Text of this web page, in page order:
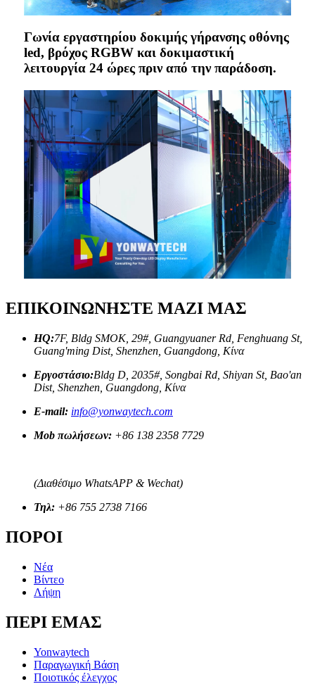
Γωνία εργαστηρίου δοκιμής γήρανσης οθόνης
led, βρόχος RGBW και δοκιμαστική
λειτουργία 24 ώρες πριν από την παράδοση.
ΕΠΙΚΟΙΝΩΝΗΣΤΕ ΜΑΖΙ ΜΑΣ
HQ:7F, Bldg SMOK, 29#, Guangyuaner Rd, Fenghuang St,
Guang'ming Dist, Shenzhen, Guangdong, Κίνα
Εργοστάσιο:Bldg D, 2035#, Songbai Rd, Shiyan St, Bao'an
Dist, Shenzhen, Guangdong, Κίνα
E-mail: info@yonwaytech.com
Mob πωλήσεων: +86 138 2358 7729
(Διαθέσιμο WhatsAPP & Wechat)
Τηλ: +86 755 2738 7166
ΠΟΡΟΙ
Νέα
Βίντεο
Λήψη
ΠΕΡΙ ΕΜΑΣ
Yonwaytech
Παραγωγική Βάση
Ποιοτικός έλεγχος